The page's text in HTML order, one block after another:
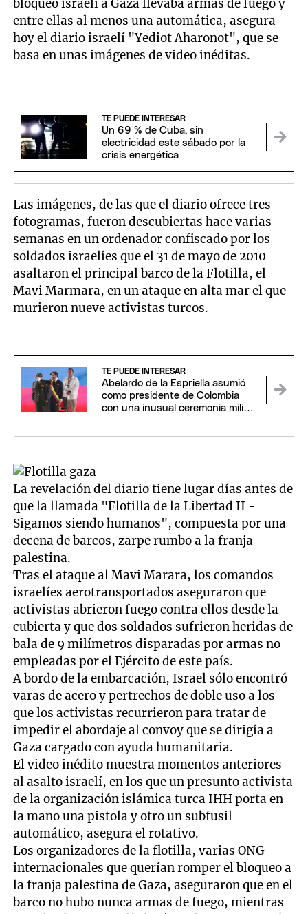
bloqueo israelí a Gaza llevaba armas de fuego y
entre ellas al menos una automática, asegura
hoy el diario israelí "Yediot Aharonot", que se
basa en unas imágenes de video inéditas.
TE PUEDE INTERESAR
Un 69 % de Cuba, sin
electricidad este sábado por la
crisis energética
Las imágenes, de las que el diario ofrece tres
fotogramas, fueron descubiertas hace varias
semanas en un ordenador confiscado por los
soldados israelíes que el 31 de mayo de 2010
asaltaron el principal barco de la Flotilla, el
Mavi Marmara, en un ataque en alta mar el que
murieron nueve activistas turcos.
TE PUEDE INTERESAR
Abelardo de la Espriella asumió
como presidente de Colombia
con una inusual ceremonia militar
La revelación del diario tiene lugar días antes de
que la llamada "Flotilla de la Libertad II -
Sigamos siendo humanos", compuesta por una
decena de barcos, zarpe rumbo a la franja
palestina.
Tras el ataque al Mavi Marara, los comandos
israelíes aerotransportados aseguraron que
activistas abrieron fuego contra ellos desde la
cubierta y que dos soldados sufrieron heridas de
bala de 9 milímetros disparadas por armas no
empleadas por el Ejército de este país.
A bordo de la embarcación, Israel sólo encontró
varas de acero y pertrechos de doble uso a los
que los activistas recurrieron para tratar de
impedir el abordaje al convoy que se dirigía a
Gaza cargado con ayuda humanitaria.
El video inédito muestra momentos anteriores
al asalto israelí, en los que un presunto activista
de la organización islámica turca IHH porta en
la mano una pistola y otro un subfusil
automático, asegura el rotativo.
Los organizadores de la flotilla, varias ONG
internacionales que querían romper el bloqueo a
la franja palestina de Gaza, aseguraron que en el
barco no hubo nunca armas de fuego, mientras